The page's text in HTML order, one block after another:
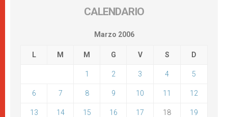
CALENDARIO
Marzo 2006
L M M G V S D
1 2 3 4 5
6 7 8 9 10 11 12
13 14 15 16 17 18 19